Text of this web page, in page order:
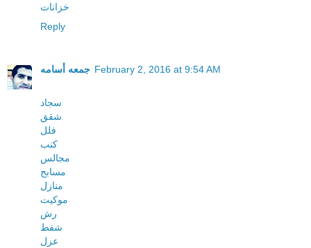
خزانات
Reply
جمعه أسامه February 2, 2016 at 9:54 AM
سجاد
شقق
فلل
كنب
مجالس
مسابح
منازل
موكيت
رش
شفط
عزل